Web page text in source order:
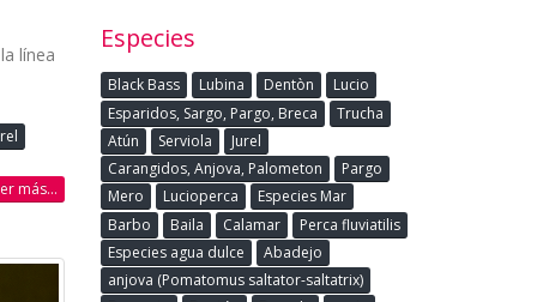
línea
más...
Especies
Black Bass Lubina Dentòn
Lucio
Esparidos, Sargo, Pargo, Breca
Trucha
Atún
Serviola
Jurel
Carangidos, Anjova, Palometon
Pargo
Mero
Lucioperca
Especies Mar
Barbo
Baila Calamar
Perca fluviatilis
Especies agua dulce
Abadejo
anjova (Pomatomus saltator-saltatrix)